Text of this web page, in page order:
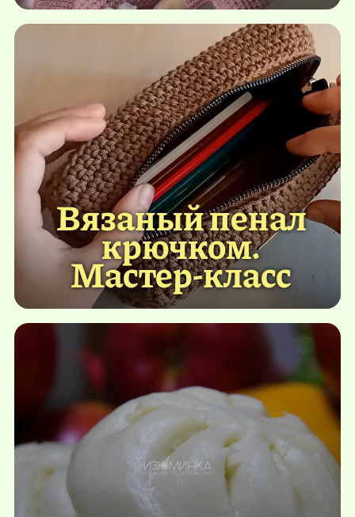
Вязаный пенал
крючком.
Мастер-класс